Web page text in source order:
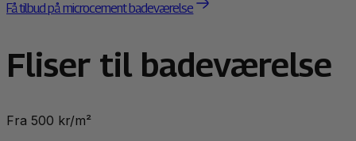
Få tilbud på microcement badeværelse
Fliser til badeværelse
Fra 500 kr/m²